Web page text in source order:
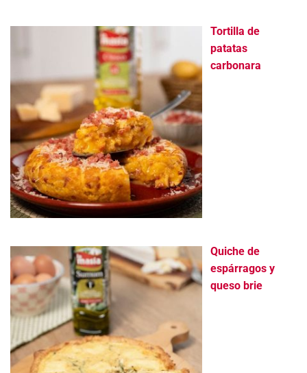
Tortilla de
patatas
carbonara
Quiche de
espárragos y
queso brie